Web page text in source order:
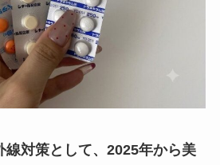
線対策として、2025年から美